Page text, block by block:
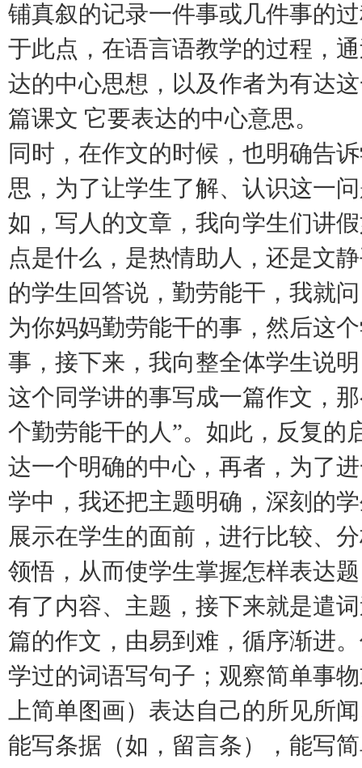
铺真叙的记录一件事或几件事的
于此点，在语言语教学的过程，
达的中心思想，以及作者为有达
篇课文 它要表达的中心意思。
同时，在作文的时候，也明确告
思，为了让学生了解、认识这一
如，写人的文章，我向学生们讲
点是什么，是热情助人，还是文
的学生回答说，勤劳能干，我就
为你妈妈勤劳能干的事，然后这
事，接下来，我向整全体学生说
这个同学讲的事写成一篇作文，
个勤劳能干的人”。如此，反复的
达一个明确的中心，再者，为了
学中，我还把主题明确，深刻的
展示在学生的面前，进行比较、
领悟，从而使学生掌握怎样表达
有了内容、主题，接下来就是遣
篇的作文，由易到难，循序渐进
学过的词语写句子；观察简单事
上简单图画）表达自己的所见所
能写条据（如，留言条），能写